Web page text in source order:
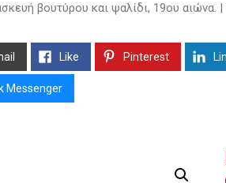
βουτύρου και ψαλίδι, 19ου αιώνα. |
Like Pinterest
Messenger